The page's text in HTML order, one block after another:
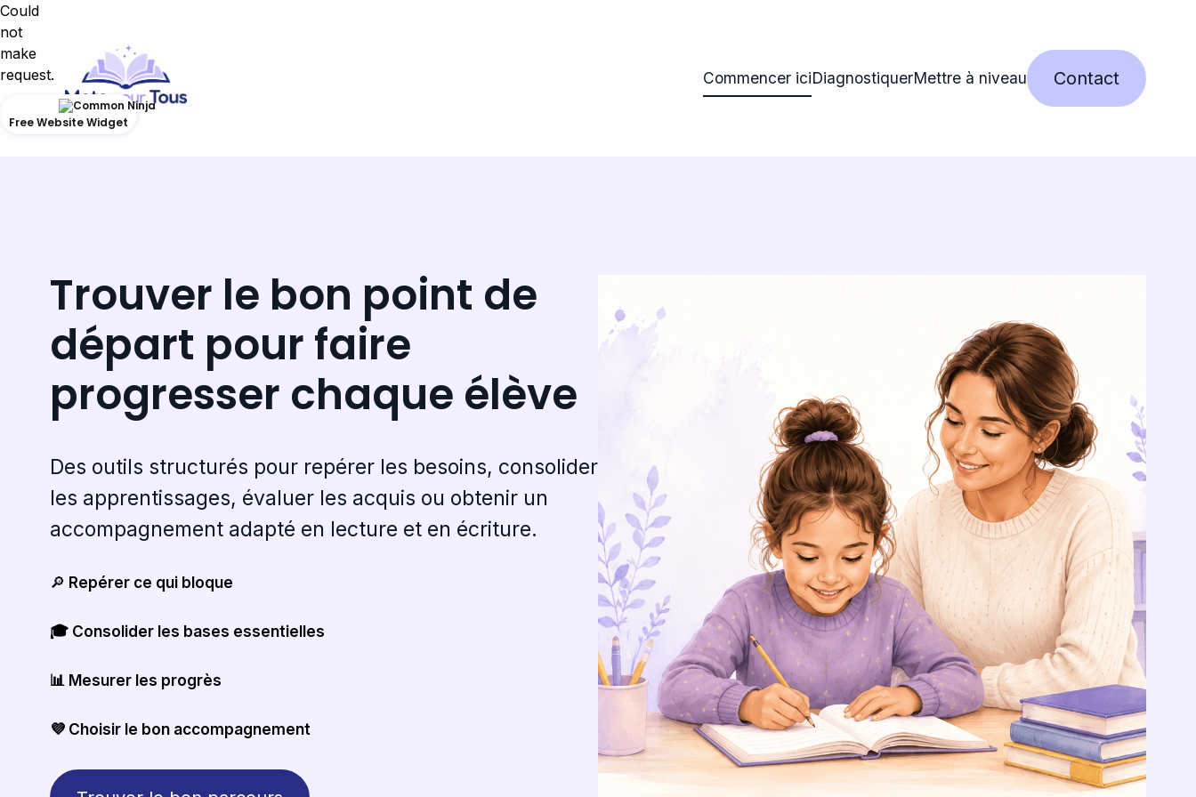
Commencer iciDiagnostiquerMettre à niveau Contact
Trouver le bon point de
départ pour faire
progresser chaque élève
Des outils structurés pour repérer les besoins, consolider
les apprentissages, évaluer les acquis ou obtenir un
accompagnement adapté en lecture et en écriture.
🔎 Repérer ce qui bloque
🎓 Consolider les bases essentielles
📊 Mesurer les progrès
💜 Choisir le bon accompagnement
Could
not
make
request.
Free Website Widget